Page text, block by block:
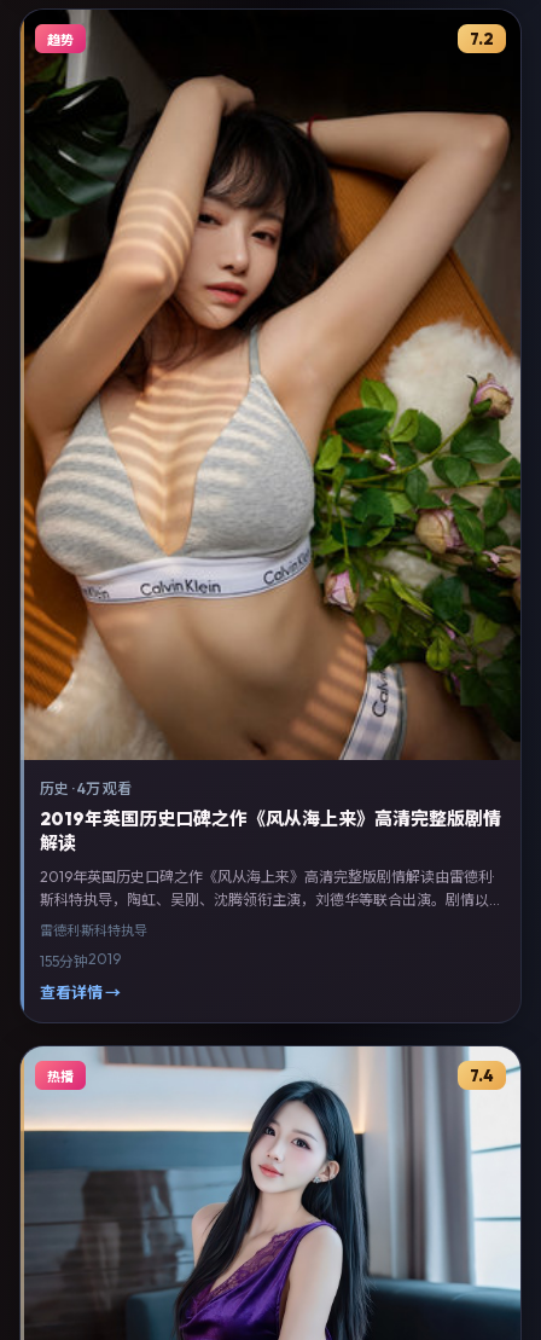
趋势 7.2
历史 ·4万 观看
2019年英国历史口碑之作《风从海上来》高清完整版剧情
解读
2019年英国历史口碑之作《风从海上来》高清完整版剧情解读由雷德利·
斯科特执导，陶虹、吴刚、沈腾领衔主演，刘德华等联合出演。剧情以历
史类型为主线，融合英国本土叙事与人物弧光，适合检索「历史电影 英
办，全国多城路演与线上观影同步开启。影片在节奏、摄影与配乐上强调
沉浸体验，可作为片单推荐、影评长文与专题策划的引用素材。
雷德利·斯科特执导
155分钟2019
查看详情 →
热播 7.4